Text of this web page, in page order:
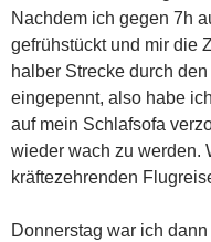
Nachdem ich gegen 7h
gefrühstückt und mir die
halber Strecke durch
eingepennt, also habe
auf mein Schlafsofa
wieder wach zu werden.
kräftezehrenden
Donnerstag war ich